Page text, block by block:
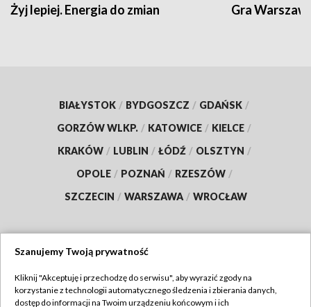
Żyj lepiej. Energia do zmian Gra
BIAŁYSTOK / BYDGOSZCZ / GDAŃSK /
GORZÓW WLKP. / KATOWICE / KIELCE /
KRAKÓW / LUBLIN / ŁÓDŹ / OLSZTYN /
OPOLE / POZNAŃ / RZESZÓW /
SZCZECIN / WARSZAWA / WROCŁAW
TVP
Szanujemy Twoją prywatność
Kliknij "Akceptuję i przechodzę do serwisu", aby wyrazić zgody na
korzystanie z technologii automatycznego śledzenia i zbierania danych,
dostęp do informacji na Twoim urządzeniu końcowym i ich